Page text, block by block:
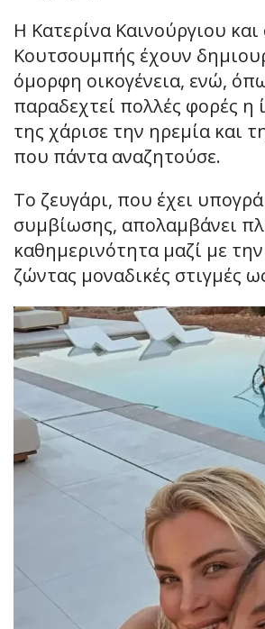
Η Κατερίνα Καινούργιου
Κουτσουμπής έχουν
όμορφη οικογένεια, ενώ,
παραδεχτεί πολλές φορές η
της χάρισε την ηρεμία και
που πάντα αναζητούσε.
Το ζευγάρι, που έχει
συμβίωσης, απολαμβάνει
καθημερινότητα μαζί με
ζώντας μοναδικές στιγμές